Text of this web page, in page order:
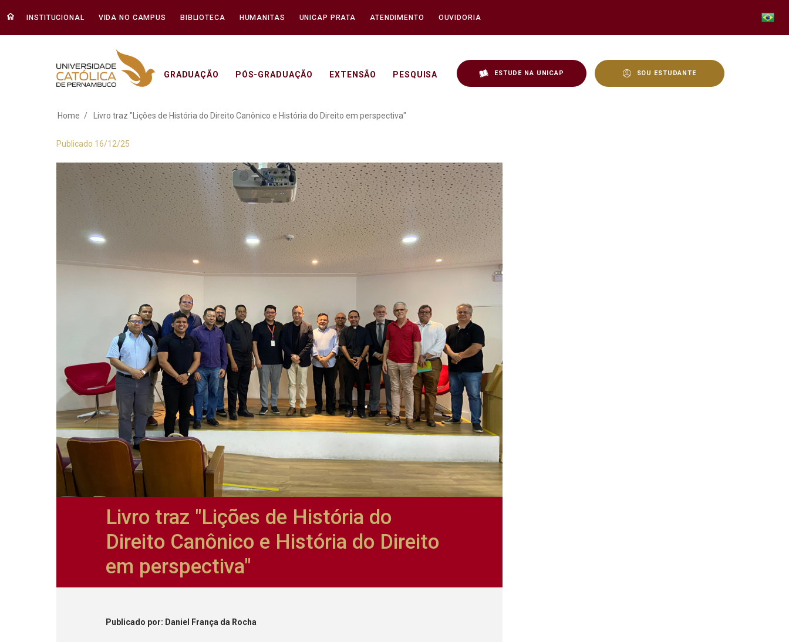
INSTITUCIONAL VIDA NO CAMPUS BIBLIOTECA HUMANITAS UNICAP PRATA ATENDIMENTO OUVIDORIA
GRADUAÇÃO PÓS-GRADUAÇÃO EXTENSÃO PESQUISA ESTUDE NA UNICAP SOU ESTUDANTE
Livro traz "Lições de História do Direito Canônico e História do
Home Livro traz "Lições de História do Direito Canônico e História do Direito em perspectiva"
Publicado 16/12/25
Livro traz "Lições de História do
Direito Canônico e História do Direito
em perspectiva"
Publicado por: Daniel França da Rocha